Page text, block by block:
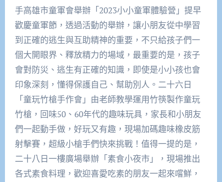
手高雄市童軍會舉辦「2023小小童軍體驗營」提早
歡慶童軍節，透過活動的舉辦，讓小朋友從中學習
到正確的逃生與互助精神的重要，不只給孩子們一
個大開眼界、釋放精力的場域，最重要的是，孩子
會對防災、逃生有正確的知識，即使是小小孩也會
印象深刻，懂得保護自己、幫助別人。二十六日
「童玩竹槍手作會」由老師教學運用竹筷製作童玩
竹槍，回味50、60年代的趣味玩具，家長和小朋友
們一起動手做，好玩又有趣，現場加碼趣味橡皮筋
射擊賽，超級小槍手們快來挑戰！值得一提的是，
二十八日一樓廣場舉辦「素食小夜市」，現場推出
各式素食料理，歡迎喜愛吃素的朋友一起來嚐鮮，